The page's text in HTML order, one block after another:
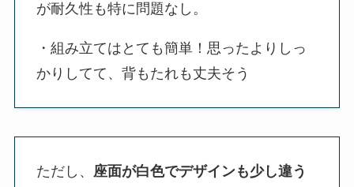
が耐久性も特に問題なし。
・組み立てはとても簡単！思ったよりしっ
かりしてて、背もたれも丈夫そう
ただし、
座面が白色でデザインも少し違う